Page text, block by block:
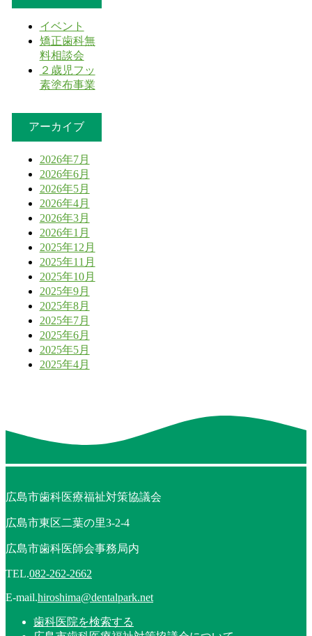
イベント
矯正歯科無
料相談会
２歳児フッ
素塗布事業
アーカイブ
2026年7月
2026年6月
2026年5月
2026年4月
2026年3月
2026年1月
2025年12月
2025年11月
2025年10月
2025年9月
2025年8月
2025年7月
2025年6月
2025年5月
2025年4月
広島市歯科医療福祉対策協議会
広島市東区二葉の里3-2-4
広島市歯科医師会事務局内
TEL.082-262-2662
E-mail.hiroshima@dentalpark.net
歯科医院を検索する